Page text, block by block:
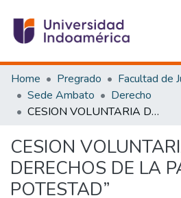
Communities & Collections
All of DSpace
Statistics
Home Pregrado
Sede Ambato
Derecho
CESION VOLUNTARIA DE LOS DERECHOS DE LA PATRIA POTESTAD”
CESION
DERECHOS DE LA
POTESTAD”